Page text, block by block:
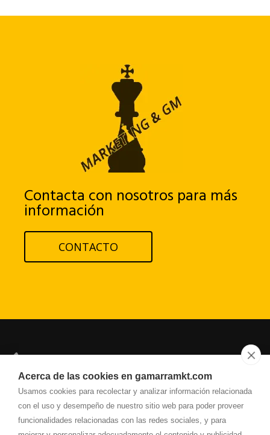
Acerca de las cookies en gamarramkt.com
Usamos cookies para recolectar y analizar información relacionada
con el uso y desempeño de nuestro sitio web para poder proveer
funcionalidades relacionadas con las redes sociales, y para
Contacta con nosotros para más
información
CONTACTO
info@gamarramkt.com
Dirección
Paseo de las Germanías, 98 entresuelo
Gandia (Valencia)